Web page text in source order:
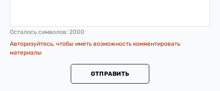
Осталось символов: 2000
Авторизуйтесь, чтобы иметь возможность комментировать
материалы
ОТПРАВИТЬ